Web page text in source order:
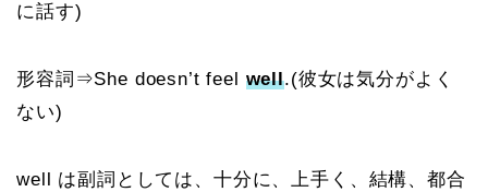
に話す)
形容詞⇒She doesn’t feel well.(彼女は気分がよく
ない)
well は副詞としては、十分に、上手く、結構、都合